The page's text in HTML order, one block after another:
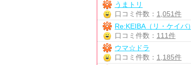
うまトリ
口コミ件数： 1,051件
Re:KEIBA（リ・ケイバ）
口コミ件数： 111件
ウマ☆ドラ
口コミ件数： 1,185件